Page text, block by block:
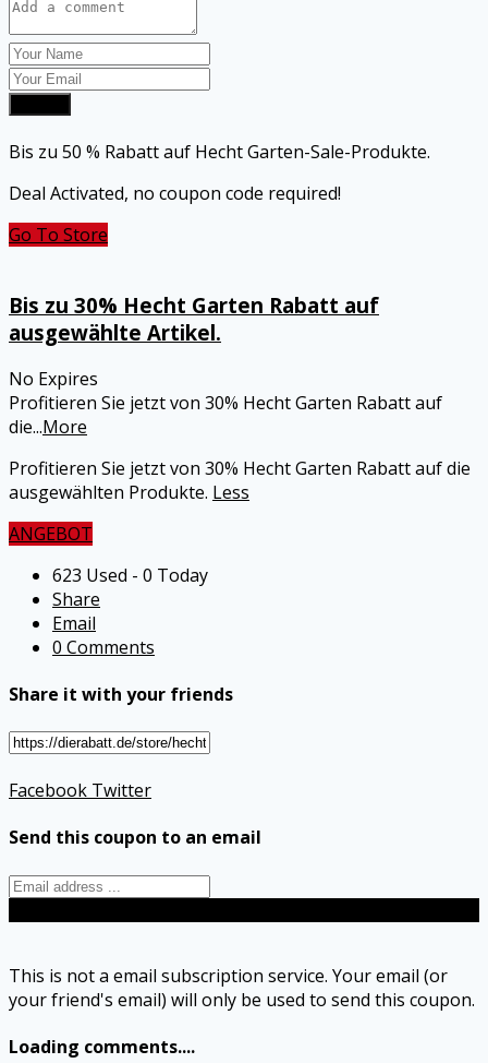
Bis zu 50 % Rabatt auf Hecht Garten-Sale-Produkte.
Deal Activated, no coupon code required!
Go To Store
Bis zu 30% Hecht Garten Rabatt auf
ausgewählte Artikel.
No Expires
Profitieren Sie jetzt von 30% Hecht Garten Rabatt auf
die...More
Profitieren Sie jetzt von 30% Hecht Garten Rabatt auf die
ausgewählten Produkte. Less
ANGEBOT
623 Used - 0 Today
Share
Email
0 Comments
Share it with your friends
Facebook Twitter
Send this coupon to an email
This is not a email subscription service. Your email (or
your friend's email) will only be used to send this coupon.
Loading comments....